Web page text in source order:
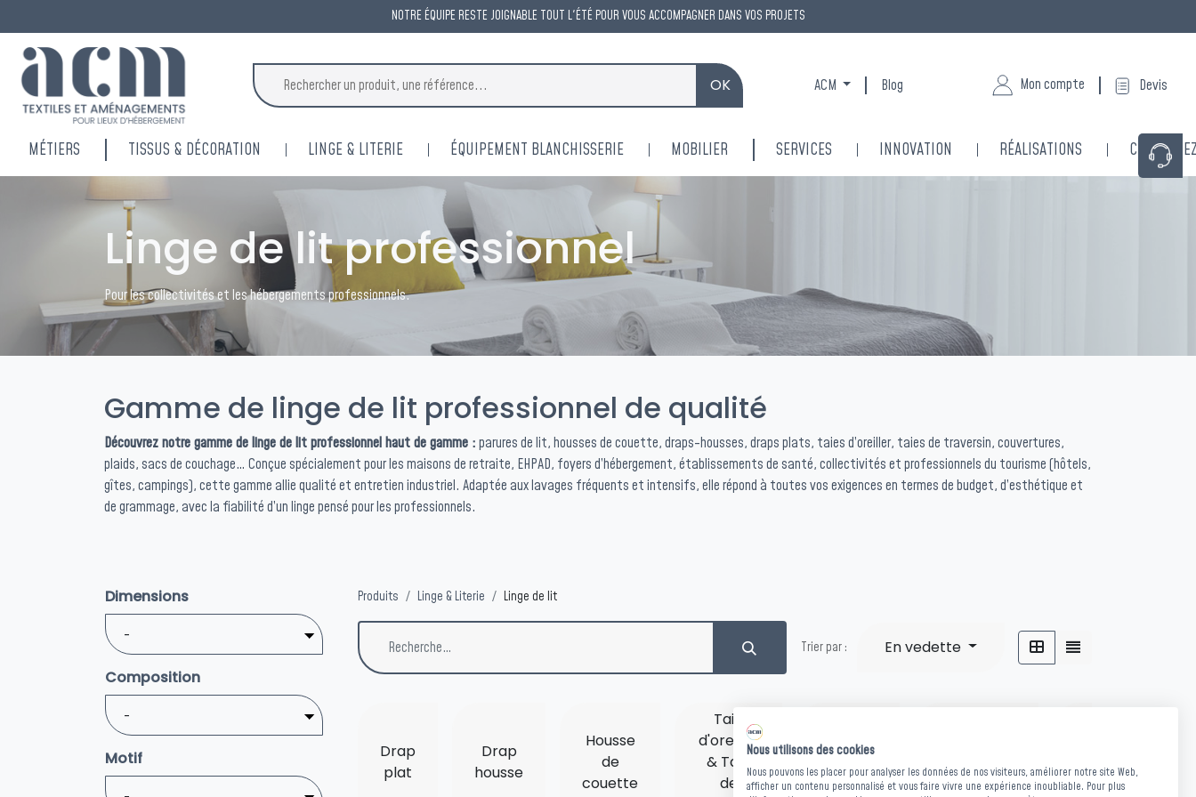
NOTRE ÉQUIPE RESTE JOIGNABLE TOUT L'ÉTÉ POUR VOUS ACCOMPAGNER DANS VOS PROJETS
OK ACM Blog Mon compte Devis
MÉTIERS TISSUS & DÉCORATION LINGE & LITERIE ÉQUIPEMENT BLANCHISSERIE MOBILIER SERVICES INNOVATION RÉALISATIONS
Linge de lit professionnel
Pour les collectivités et les hébergements professionnels.
Gamme de linge de lit professionnel de qualité
Découvrez notre gamme de linge de lit professionnel haut de gamme :parures de lit, housses de couette, draps-housses, draps plats, taies d’oreiller, taies de traversin, couvertures,
plaids, sacs de couchage… Conçue spécialement pour les maisons de retraite, EHPAD, foyers d’hébergement, établissements de santé, collectivités et professionnels du tourisme (hôtels,
gîtes, campings), cette gamme allie qualité et entretien industriel. Adaptée aux lavages fréquents et intensifs, elle répond à toutes vos exigences en termes de budget, d’esthétique et
de grammage, avec la fiabilité d’un linge pensé pour les professionnels.
Dimensions
Composition
Motif
Produits Linge & Literie Linge de lit
Trier par : En vedette
Drap
plat
Drap
housse
Housse
de
couette
Taie
d'oreiller
& Taie
de
lit &
Dessus
Plaid
linge
Nous utilisons des cookies
Nous pouvons les placer pour analyser les données de nos visiteurs, améliorer notre site Web,
afficher un contenu personnalisé et vous faire vivre une expérience inoubliable. Pour plus